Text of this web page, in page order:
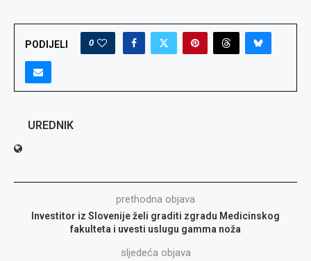
PODIJELI 0
UREDNIK
prethodna objava
Investitor iz Slovenije želi graditi zgradu Medicinskog
fakulteta i uvesti uslugu gamma noža
sljedeća objava